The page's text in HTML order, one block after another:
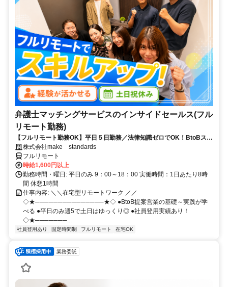
弁護士マッチングサービスのインサイドセールス(フル
リモート勤務)
【フルリモート勤務OK】平日５日勤務／法律知識ゼロでOK！BtoBスキ
ルが身につく営業職
株式会社make standards
フルリモート
時給1,600円以上
勤務時間・曜日: 平日のみ 9：00～18：00 実働時間：1日あたり8時
間 休憩1時間
仕事内容: ＼＼在宅型リモートワーク ／／
◇★───────────────★◇ ●BtoB提案営業の基礎～実践が学
べる ●平日のみ週5で土日はゆっくり◎ ●社員登用実績あり！
◇★───────...
社員登用あり 固定時間制 フルリモート 在宅OK
業務委託